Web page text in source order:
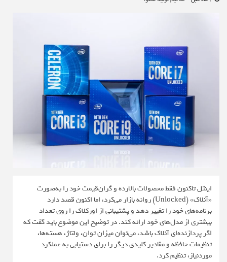
اینتل تاکنون فقط محصولات بالا‌رده و گران‌قیمت خود را به‌صورت
«آنلاک» (Unlocked) روانه بازار می‌کرد، اما اکنون قصد دارد
برنامه‌های خود را تغییر دهد و پشتیبانی از اورکلاک را روی تعداد
بیشتری از مدل‌های خود ارائه کند. در توضیح این موضوع باید گفت که
اگر پردازنده‌ای آنلاک باشد، می‌توان میزان توان، ولتاژ، هسته‌ها،
تنظیمات حافظه و مقادیر کلیدی دیگر را برای دستیابی به عملکرد
موردنیاز، تنظیم کرد.